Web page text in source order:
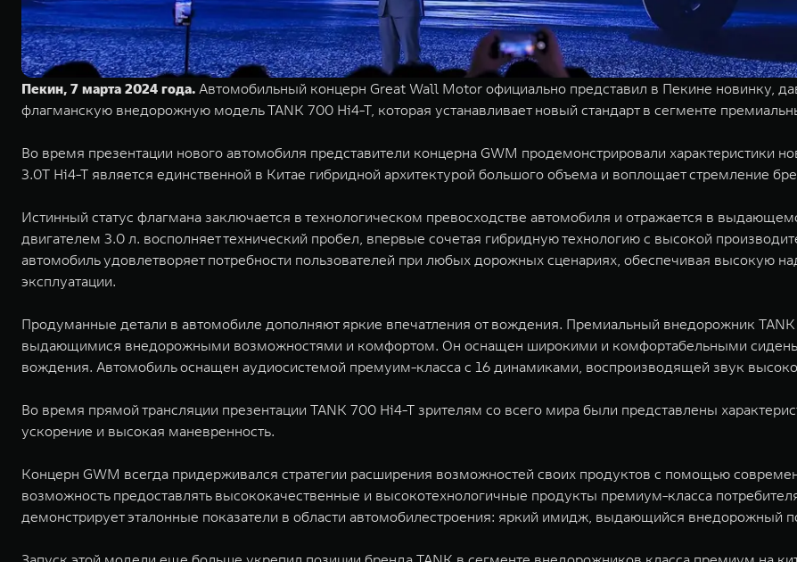
Пекин, 7 марта 2024 года. Автомобильный концерн Great Wall Motor официально представил в Пекине новинку,
флагманскую внедорожную модель TANK 700 Hi4-T, которая устанавливает новый стандарт в сегменте
Во время презентации нового автомобиля представители концерна GWM продемонстрировали характеристики
3.0T Hi4-T является единственной в Китае гибридной архитектурой большого объема и воплощает стремление
Истинный статус флагмана заключается в технологическом превосходстве автомобиля и отражается в
двигателем 3.0 л. восполняет технический пробел, впервые сочетая гибридную технологию с высокой
автомобиль удовлетворяет потребности пользователей при любых дорожных сценариях, обеспечивая высокую
эксплуатации.
Продуманные детали в автомобиле дополняют яркие впечатления от вождения. Премиальный внедорожник
выдающимися внедорожными возможностями и комфортом. Он оснащен широкими и комфортабельными
вождения. Автомобиль оснащен аудиосистемой премуим-класса с 16 динамиками, воспроизводящей звук
Во время прямой трансляции презентации TANK 700 Hi4-T зрителям со всего мира были представлены
ускорение и высокая маневренность.
Концерн GWM всегда придерживался стратегии расширения возможностей своих продуктов с помощью
возможность предоставлять высококачественные и высокотехнологичные продукты премиум-класса
демонстрирует эталонные показатели в области автомобилестроения: яркий имидж, выдающийся внедорожный